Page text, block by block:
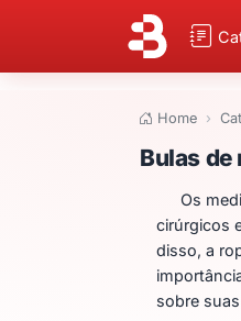
Home
Bulas
Os
cirúrgicos
disso, a
sobre